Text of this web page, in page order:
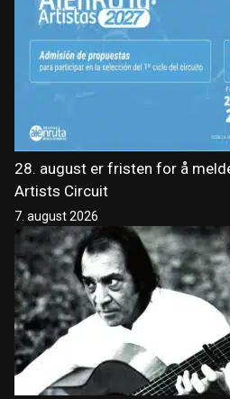
28. august er fristen for å
Artists Circuit
7. august 2026